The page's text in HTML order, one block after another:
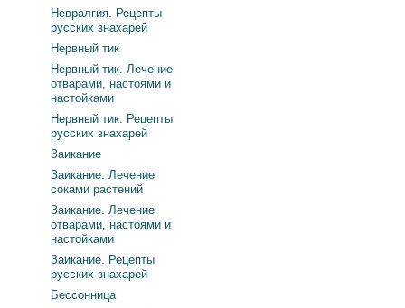
Невралгия. Рецепты
русских знахарей
Нервный тик
Нервный тик. Лечение
отварами, настоями и
настойками
Нервный тик. Рецепты
русских знахарей
Заикание
Заикание. Лечение
соками растений
Заикание. Лечение
отварами, настоями и
настойками
Заикание. Рецепты
русских знахарей
Бессонница